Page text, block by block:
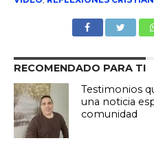
RECOMENDADO PARA TI
Testimonios
una noticia
comunidad